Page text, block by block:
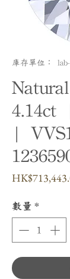
庫存單位： lab-
4.14ct
|
數量 *